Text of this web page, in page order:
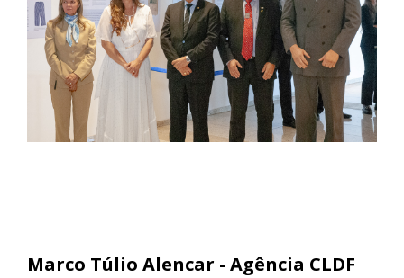
Marco Túlio Alencar - Agência CLDF